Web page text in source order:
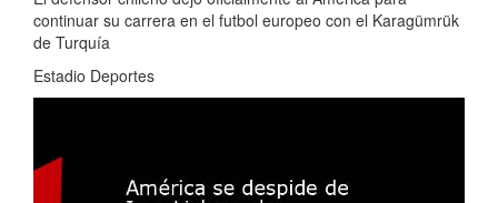
continuar su carrera en el futbol europeo con el Karagümrük
de Turquía
Estadio Deportes